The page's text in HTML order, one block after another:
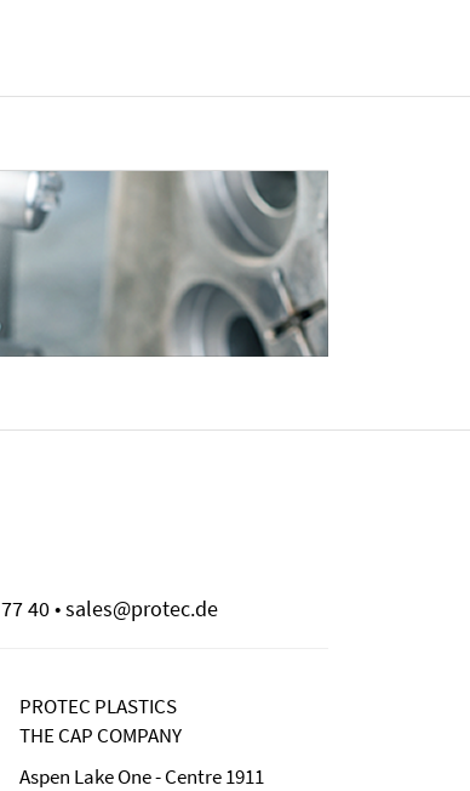
40 • sales@protec.de
PROTEC PLASTICS
THE CAP COMPANY
Aspen Lake One - Centre 1911